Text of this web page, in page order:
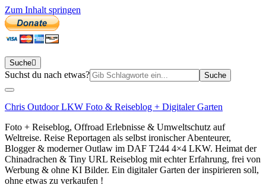
Zum Inhalt springen
Suche
Suchen
Suchst du nach etwas?
Chris Outdoor LKW Foto & Reiseblog + Digitaler Garten
Foto + Reiseblog, Offroad Erlebnisse & Umweltschutz auf
Weltreise. Reise Reportagen als selbst ironischer Abenteurer,
Blogger & moderner Outlaw im DAF T244 4×4 LKW. Heimat der
Chinadrachen & Tiny URL Reiseblog mit echter Erfahrung, frei von
Werbung & ohne KI Bilder. Ein digitaler Garten der inspirieren soll,
ohne etwas zu verkaufen !